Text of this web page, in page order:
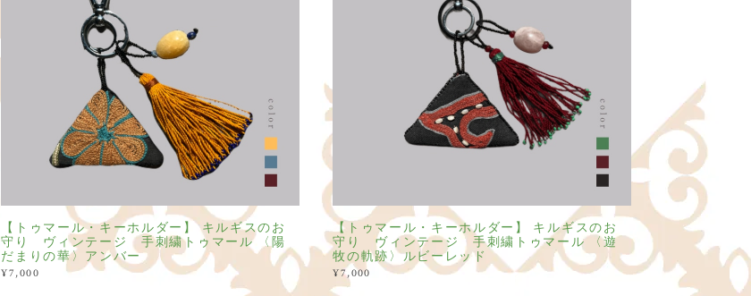
【トゥマール・キーホルダー】 キルギスのお
守り ヴィンテージ 手刺繍トゥマール 〈陽
だまりの華〉アンバー
¥7,000
【トゥマール・キーホルダー】 キルギスのお
守り ヴィンテージ 手刺繍トゥマール 〈遊
牧の軌跡〉ルビーレッド
¥7,000